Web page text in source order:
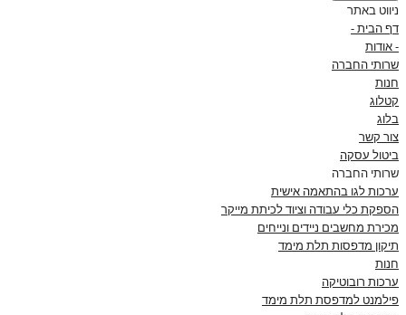
ניווט באתר
דף הבית -
- אודות
שרותי החברה
חנות
קטלוג
בלוג
צור קשר
ביטול עסקה
שרותי החברה
ערכות לגו בהתאמה אישית
הספקת כלי עבודה וציוד לכיתת מייקר
מכירת מחשבים ניידים ונייחים
תיקון מדפסות תלת מימד
חנות
ערכות רובוטיקה
פילמנט למדפסת תלת מימד